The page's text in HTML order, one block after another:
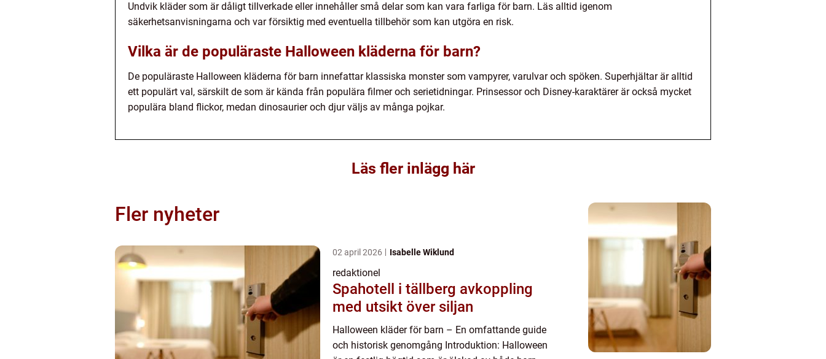
Undvik kläder som är dåligt tillverkade eller innehåller små delar som kan vara farliga för barn. Läs alltid igenom
säkerhetsanvisningarna och var försiktig med eventuella tillbehör som kan utgöra en risk.
Vilka är de populäraste Halloween kläderna för barn?
De populäraste Halloween kläderna för barn innefattar klassiska monster som vampyrer, varulvar och spöken. Superhjältar är alltid
ett populärt val, särskilt de som är kända från populära filmer och serietidningar. Prinsessor och Disney-karaktärer är också mycket
populära bland flickor, medan dinosaurier och djur väljs av många pojkar.
Läs fler inlägg här
Fler nyheter
02 april 2026 Isabelle Wiklund
redaktionel
Spahotell i tällberg avkoppling
med utsikt över siljan
Halloween kläder för barn – En omfattande guide
och historisk genomgång Introduktion: Halloween